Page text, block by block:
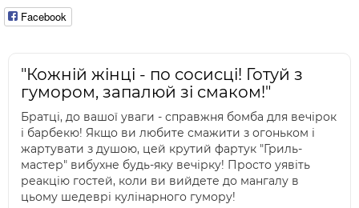
Facebook
"Кожній жінці - по сосисці! Готуй з
гумором, запалюй зі смаком!"
Братці, до вашої уваги - справжня бомба для вечірок
і барбекю! Якщо ви любите смажити з огоньком і
жартувати з душою, цей крутий фартук "Гриль-
мастер" вибухне будь-яку вечірку! Просто уявіть
реакцію гостей, коли ви вийдете до мангалу в
цьому шедеврі кулінарного гумору!